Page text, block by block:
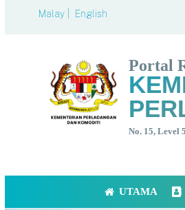
Malay | English
Portal
No. 15, Level
UTAMA